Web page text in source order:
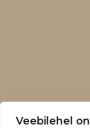
Veebilehel